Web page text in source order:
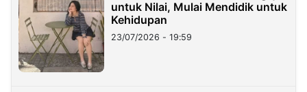
untuk Nilai, Mulai Mendidik untuk
Kehidupan
23/07/2026 - 19:59